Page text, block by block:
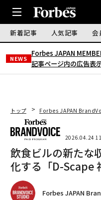
新着記事 人気記事 会
NEWS
Forbes JAPAN
記事ページ内の広告表
トップ Forbes JAPAN
2026.04.24
飲食ビルの新たな
化する「D-Scape
Forbes JAPAN